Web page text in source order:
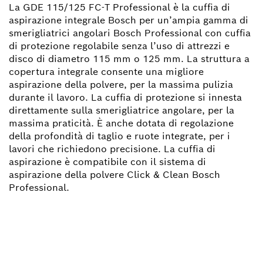
La GDE 115/125 FC-T Professional è la cuffia di
aspirazione integrale Bosch per un’ampia gamma di
smerigliatrici angolari Bosch Professional con cuffia
di protezione regolabile senza l’uso di attrezzi e
disco di diametro 115 mm o 125 mm. La struttura a
copertura integrale consente una migliore
aspirazione della polvere, per la massima pulizia
durante il lavoro. La cuffia di protezione si innesta
direttamente sulla smerigliatrice angolare, per la
massima praticità. È anche dotata di regolazione
della profondità di taglio e ruote integrate, per i
lavori che richiedono precisione. La cuffia di
aspirazione è compatibile con il sistema di
aspirazione della polvere Click & Clean Bosch
Professional.